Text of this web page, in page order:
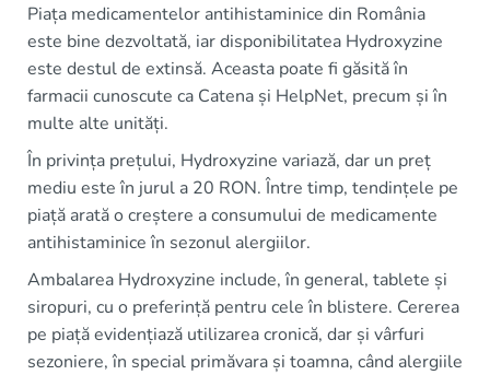
Piața medicamentelor antihistaminice din România
este bine dezvoltată, iar disponibilitatea Hydroxyzine
este destul de extinsă. Aceasta poate fi găsită în
farmacii cunoscute ca Catena și HelpNet, precum și în
multe alte unități.
În privința prețului, Hydroxyzine variază, dar un preț
mediu este în jurul a 20 RON. Între timp, tendințele pe
piață arată o creștere a consumului de medicamente
antihistaminice în sezonul alergiilor.
Ambalarea Hydroxyzine include, în general, tablete și
siropuri, cu o preferință pentru cele în blistere. Cererea
pe piață evidențiază utilizarea cronică, dar și vârfuri
sezoniere, în special primăvara și toamna, când alergiile